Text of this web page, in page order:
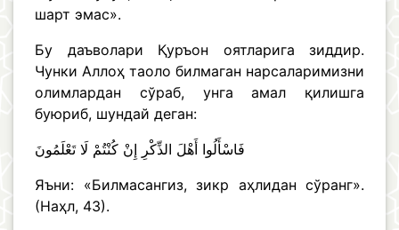
шарт эмас».
Бу даъволари Қуръон оятларига зиддир.
Чунки Аллоҳ таоло билмаган нарсаларимизни
олимлардан сўраб, унга амал қилишга
буюриб, шундай деган:
فَاسْأَلُوا أَهْلَ الذِّكْرِ إِنْ كُنْتُمْ لَا تَعْلَمُونَ
Яъни: «Билмасангиз, зикр аҳлидан сўранг».
(Наҳл, 43).